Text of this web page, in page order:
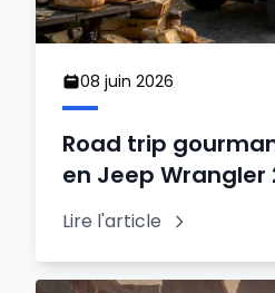
08 juin 2026
Road trip
en Jeep Wrangler
Lire l'article